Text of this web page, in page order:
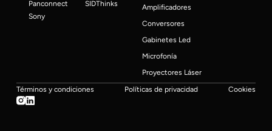
Panconnect
SIDThinks
Sony
Amplificadores
Conversores
Gabinetes Led
Microfonía
Proyectores Láser
Términos y condiciones
Políticas de privacidad Cookies